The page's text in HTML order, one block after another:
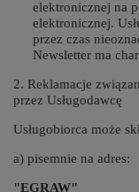
elektronicznej na
elektronicznej.
przez czas
Newsletter ma
2. Reklamacje
przez Usługodawcę
Usługobiorca może
a) pisemnie na adres:
"EGRAW"